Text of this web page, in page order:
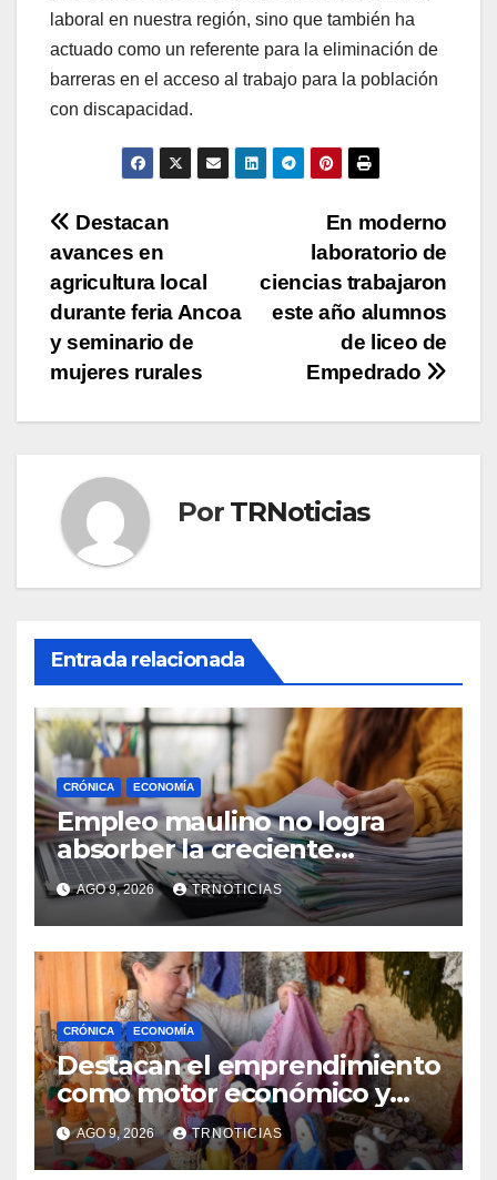
laboral en nuestra región, sino que también ha
actuado como un referente para la eliminación de
barreras en el acceso al trabajo para la población
con discapacidad.
Navegación
de
entradas
En moderno
laboratorio de
ciencias trabajaron
este año alumnos
de liceo de
Empedrado
Destacan
avances en
agricultura local
durante feria Ancoa
y seminario de
mujeres rurales
Por TRNoticias
Entrada relacionada
CRÓNICA ECONOMÍA
Empleo maulino no logra
absorber la creciente
demanda por trabajo
AGO 9, 2026 TRNOTICIAS
CRÓNICA ECONOMÍA
Destacan el emprendimiento
como motor económico y
anuncia fortalecer apoyos
para empleo autónomo
AGO 9, 2026 TRNOTICIAS